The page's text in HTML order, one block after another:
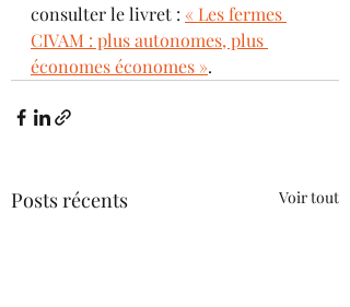
consulter le livret : « Les fermes
CIVAM : plus autonomes, plus
économes économes ».
Posts récents Voir tout